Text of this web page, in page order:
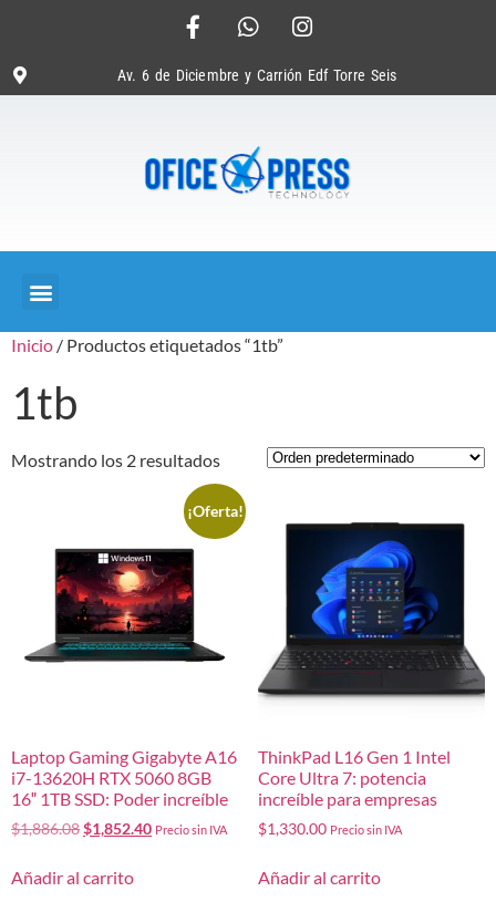
Av. 6 de Diciembre y Carrión Edf Torre Seis
Inicio / Productos etiquetados “1tb”
1tb
Mostrando los 2 resultados
¡Oferta!
Laptop Gaming Gigabyte A16
i7-13620H RTX 5060 8GB
16″ 1TB SSD: Poder increíble
$1,886.08$1,852.40 Precio sin IVA
Añadir al carrito
ThinkPad L16 Gen 1 Intel
Core Ultra 7: potencia
increíble para empresas
$1,330.00 Precio sin IVA
Añadir al carrito